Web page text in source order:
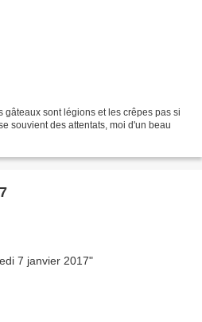
gâteaux sont légions et les crêpes pas si
souvient des attentats, moi d'un beau